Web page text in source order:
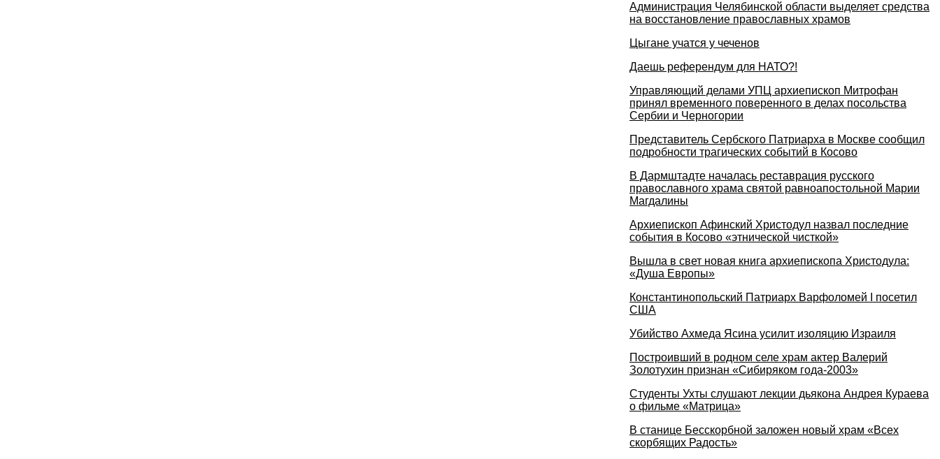
Администрация Челябинской области выделяет средства
на восстановление православных храмов
Цыгане учатся у чеченов
Даешь референдум для НАТО?!
Управляющий делами УПЦ архиепископ Митрофан
принял временного поверенного в делах посольства
Сербии и Черногории
Представитель Сербского Патриарха в Москве сообщил
подробности трагических событий в Косово
В Дармштадте началась реставрация русского
православного храма святой равноапостольной Марии
Магдалины
Архиепископ Афинский Христодул назвал последние
события в Косово «этнической чисткой»
Вышла в свет новая книга архиепископа Христодула:
«Душа Европы»
Константинопольский Патриарх Варфоломей I посетил
США
Убийство Aхмеда Ясина усилит изоляцию Израиля
Построивший в родном селе храм актер Валерий
Золотухин признан «Сибиряком года-2003»
Студенты Ухты слушают лекции дьякона Андрея Кураева
о фильме «Матрица»
В станице Бесскорбной заложен новый храм «Всех
скорбящих Радость»